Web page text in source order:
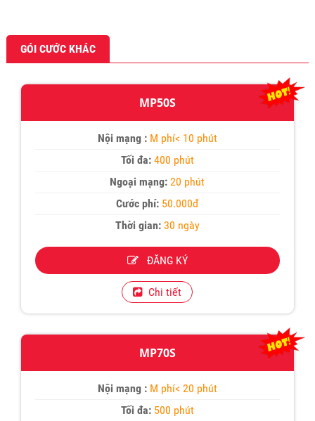
GÓI CƯỚC KHÁC
MP50S
Nội mạng : M phí< 10 phút
Tối đa: 400 phút
Ngoại mạng: 20 phút
Cước phí: 50.000đ
Thời gian:30 ngày
ĐĂNG KÝ
Chi tiết
MP70S
Nội mạng : M phí< 20 phút
Tối đa: 500 phút